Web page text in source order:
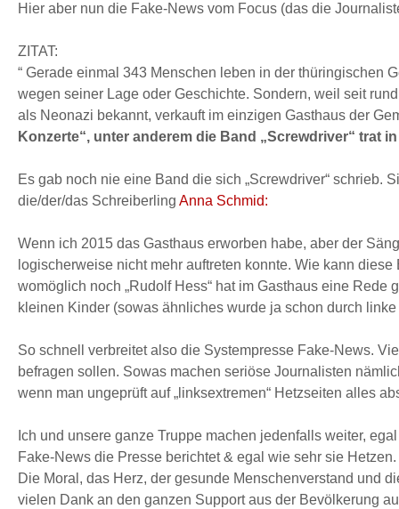
Hier aber nun die Fake-News vom Focus (das die
ZITAT:
“ Gerade einmal 343 Menschen leben in der thüringischen
wegen seiner Lage oder Geschichte. Sondern, weil seit
als Neonazi bekannt, verkauft im einzigen Gasthaus der
Konzerte“, unter anderem die Band „Screwdriver“ trat
Es gab noch nie eine Band die sich „Screwdriver“ schrieb.
die/der/das Schreiberling Anna Schmid:
Wenn ich 2015 das Gasthaus erworben habe, aber der
logischerweise nicht mehr auftreten konnte. Wie kann
womöglich noch „Rudolf Hess“ hat im Gasthaus eine
kleinen Kinder (sowas ähnliches wurde ja schon durch
So schnell verbreitet also die Systempresse Fake-News.
befragen sollen. Sowas machen seriöse Journalisten
wenn man ungeprüft auf „linksextremen“ Hetzseiten alles
Ich und unsere ganze Truppe machen jedenfalls weiter,
Fake-News die Presse berichtet & egal wie sehr sie Hetzen.
Die Moral, das Herz, der gesunde Menschenverstand und
vielen Dank an den ganzen Support aus der Bevölkerung